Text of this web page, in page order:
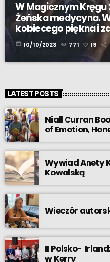
W Magicznym Kręgu
Żeńska medycyna.
kobiecego piękna i
today 10/10/2023 771 19
LATEST POSTS
Niall Curran
of Emotion,
Wywiad Anety
Kowalską
Wieczór
II Polsko-
w Kerry